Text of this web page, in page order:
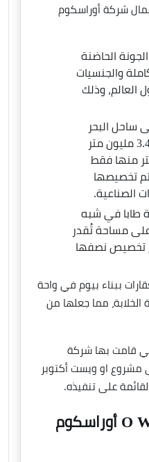
شركة أوراسكوم
الحاضنة
والجنسيات
العالم، وذلك
البحر
الأحمر، بمساحة تصل إلى 3.4 مليون متر
منها فقط
تخصيصها
الصناعية.
طابا في شبه
على مساحة تُقدر
تم تخصيص نصفها
ببناء بيوم في واحة
الخلابة، مما جعلها من
قامت بها شركة
او ويست أكتوبر
على تنفيذه.
كمبوند أو ويست O West أوراسكوم